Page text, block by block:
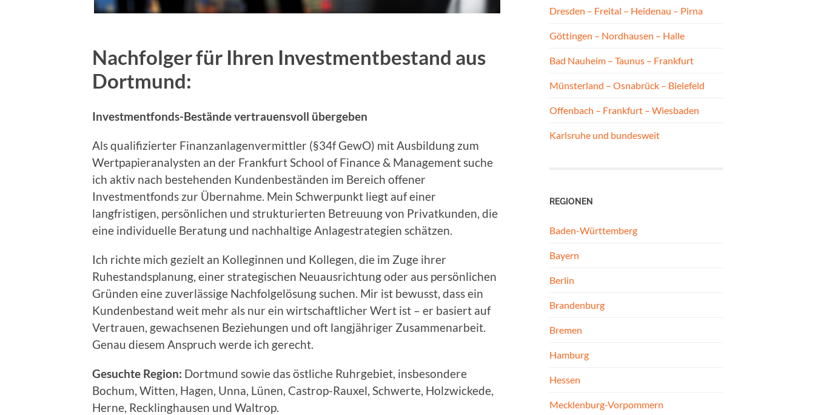
Nachfolger für Ihren Investmentbestand aus
Dortmund:
Investmentfonds-Bestände vertrauensvoll übergeben
Als qualifizierter Finanzanlagenvermittler (§34f GewO) mit Ausbildung zum
Wertpapieranalysten an der Frankfurt School of Finance & Management suche
ich aktiv nach bestehenden Kundenbeständen im Bereich offener
Investmentfonds zur Übernahme. Mein Schwerpunkt liegt auf einer
langfristigen, persönlichen und strukturierten Betreuung von Privatkunden, die
eine individuelle Beratung und nachhaltige Anlagestrategien schätzen.
Ich richte mich gezielt an Kolleginnen und Kollegen, die im Zuge ihrer
Ruhestandsplanung, einer strategischen Neuausrichtung oder aus persönlichen
Gründen eine zuverlässige Nachfolgelösung suchen. Mir ist bewusst, dass ein
Kundenbestand weit mehr als nur ein wirtschaftlicher Wert ist – er basiert auf
Vertrauen, gewachsenen Beziehungen und oft langjähriger Zusammenarbeit.
Genau diesem Anspruch werde ich gerecht.
Gesuchte Region: Dortmund sowie das östliche Ruhrgebiet, insbesondere
Bochum, Witten, Hagen, Unna, Lünen, Castrop-Rauxel, Schwerte, Holzwickede,
Herne, Recklinghausen und Waltrop.
Dresden – Freital – Heidenau – Pirna
Göttingen – Nordhausen – Halle
Bad Nauheim – Taunus – Frankfurt
Münsterland – Osnabrück – Bielefeld
Offenbach – Frankfurt – Wiesbaden
Karlsruhe und bundesweit
REGIONEN
Baden-Württemberg
Bayern
Berlin
Brandenburg
Bremen
Hamburg
Hessen
Mecklenburg-Vorpommern